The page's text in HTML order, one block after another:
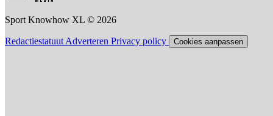
Sport Knowhow XL © 2026
Redactiestatuut Adverteren Privacy policy Cookies aanpassen